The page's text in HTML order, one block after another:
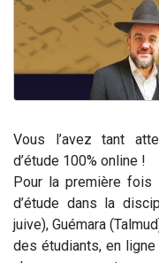
Vous l’avez tant
d’étude 100% online !
Pour la première fois
d’étude dans la
juive), Guémara
des étudiants, en